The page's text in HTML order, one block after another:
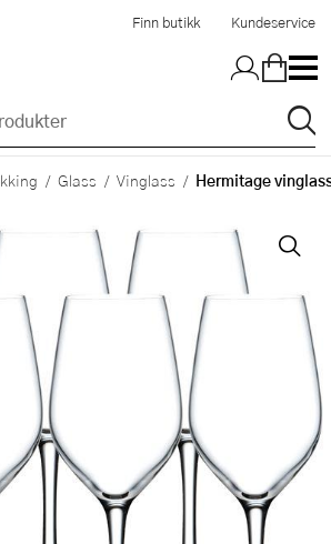
Finn butikk Kundeservice
Glass Vinglass Hermitage